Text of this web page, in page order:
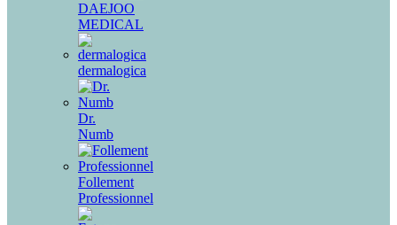
DAEJOO
MEDICAL
dermalogica
Dr.
Numb
Follement
Professionnel